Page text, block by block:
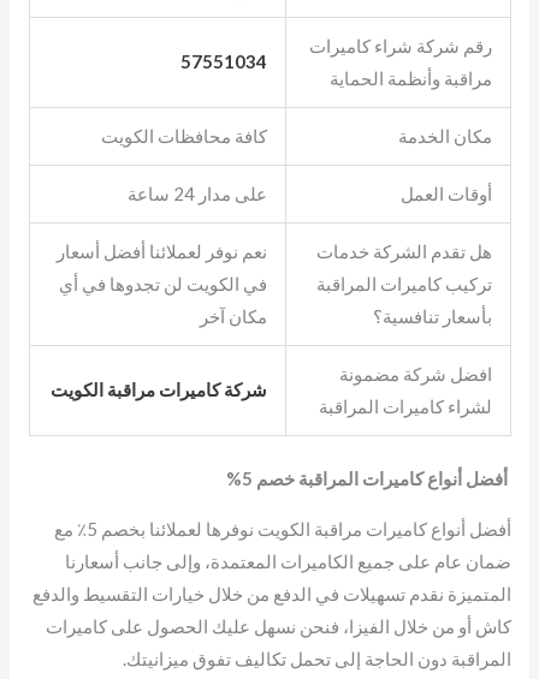
رقم شركة شراء كاميرات
مراقبة وأنظمة الحماية
57551034
مكان الخدمة كافة محافظات الكويت
أوقات العمل على مدار 24 ساعة
هل تقدم الشركة خدمات
تركيب كاميرات المراقبة
بأسعار تنافسية؟
نعم نوفر لعملائنا أفضل أسعار
في الكويت لن تجدوها في أي
مكان آخر
افضل شركة مضمونة
لشراء كاميرات المراقبة
شركة كاميرات مراقبة الكويت
أفضل أنواع كاميرات المراقبة خصم 5%
أفضل أنواع كاميرات مراقبة الكويت نوفرها لعملائنا بخصم 5٪ مع
ضمان عام على جميع الكاميرات المعتمدة، وإلى جانب أسعارنا
المتميزة نقدم تسهيلات في الدفع من خلال خيارات التقسيط والدفع
كاش أو من خلال الفيزا، فنحن نسهل عليك الحصول على كاميرات
المراقبة دون الحاجة إلى تحمل تكاليف تفوق ميزانيتك.